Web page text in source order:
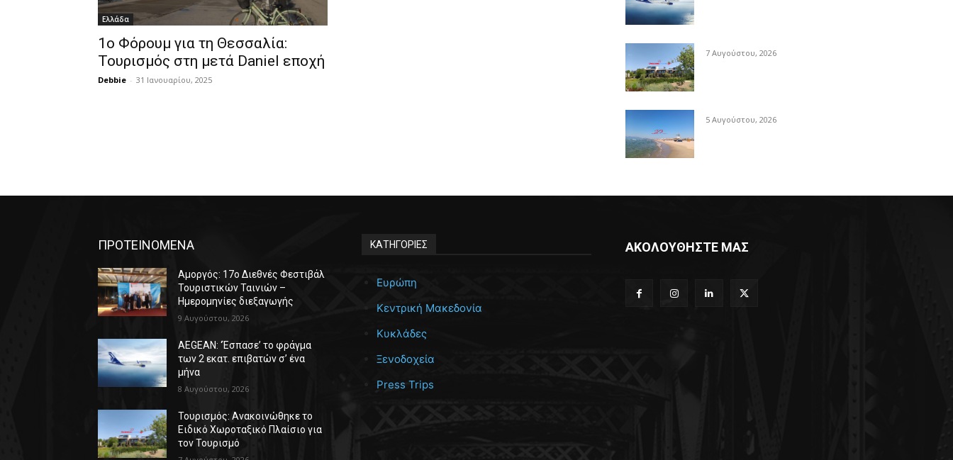
Ελλάδα
1ο Φόρουμ για τη Θεσσαλία:
Τουρισμός στη μετά Daniel εποχή
Debbie - 31 Ιανουαρίου, 2025
7 Αυγούστου, 2026
5 Αυγούστου, 2026
ΠΡΟΤΕΙΝΟΜΕΝΑ
Αμοργός: 17ο Διεθνές Φεστιβάλ
Τουριστικών Ταινιών –
Ημερομηνίες διεξαγωγής
9 Αυγούστου, 2026
AEGEAN: ‘Έσπασε’ το φράγμα
των 2 εκατ. επιβατών σ’ ένα
μήνα
8 Αυγούστου, 2026
Τουρισμός: Ανακοινώθηκε το
Ειδικό Χωροταξικό Πλαίσιο για
τον Τουρισμό
ΚΑΤΗΓΟΡΙΕΣ
Ευρώπη
Κεντρική Μακεδονία
Κυκλάδες
Ξενοδοχεία
Press Trips
ΑΚΟΛΟΥΘΗΣΤΕ ΜΑΣ